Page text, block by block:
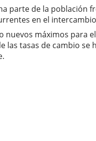
parte de la
en el
máximos para
tasas de cambio